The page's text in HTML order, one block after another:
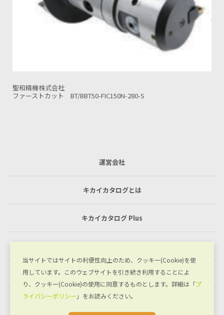
大径用ツインカット HSKA100-TWC325-205-S
運営会社
キカイカタログとは
キカイカタログ Plus
プライバシーポリシー
お問い合わせ
当サイトではサイトの利便性向上のため、クッキー(Cookie)を使
用しています。このウェブサイトを引き続き利用することによ
り、クッキー(Cookie)の使用に同意するものとします。詳細は「プ
ライバシーポリシー 」をお読みください。